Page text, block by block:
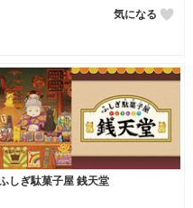
気になる
しぎ駄菓子屋 銭天堂